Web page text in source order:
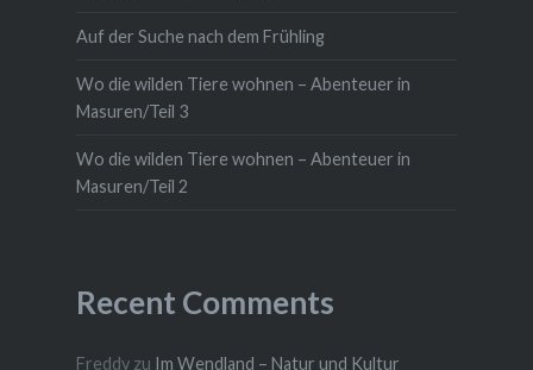
Auf der Suche nach dem Frühling
Wo die wilden Tiere wohnen – Abenteuer in
Masuren/Teil 3
Wo die wilden Tiere wohnen – Abenteuer in
Masuren/Teil 2
Recent Comments
Freddyzu Im Wendland – Natur und Kultur